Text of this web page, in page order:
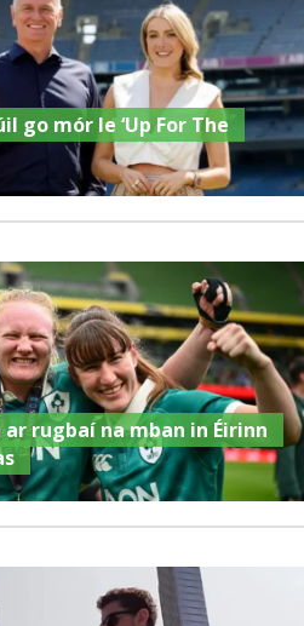
go mór le ‘Up For The
rugbaí na mban in Éirinn